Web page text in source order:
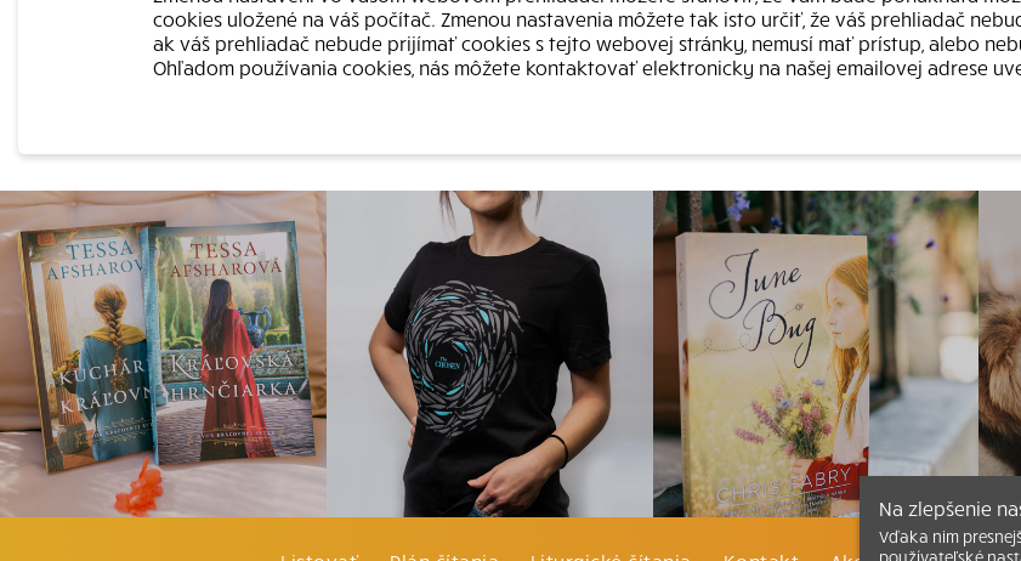
cookies uložené na váš počítač. Zmenou nastavenia môžete tak isto určiť, že váš prehliadač
ak váš prehliadač nebude prijímať cookies s tejto webovej stránky, nemusí mať prístup, alebo
Ohľadom používania cookies, nás môžete kontaktovať elektronicky na našej emailovej adrese
Na zlepšenie
Vďaka nim
používateľské